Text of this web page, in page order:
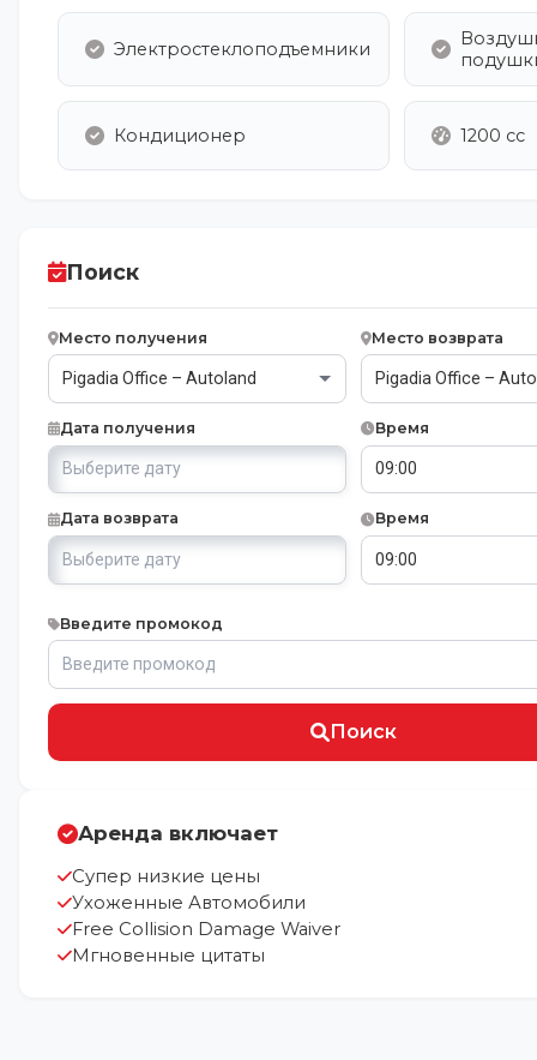
Электростеклоподъемники
Кондиционер 1200 cc
Поиск
Место получения Место возврата
Дата получения Время
Дата возврата Время
Введите промокод
Поиск
Аренда включает
Супер низкие цены
Ухоженные Автомобили
Free Collision Damage Waiver
Мгновенные цитаты